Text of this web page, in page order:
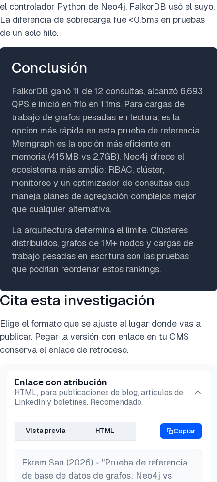
el controlador Python de Neo4j, FalkorDB usó el suyo.
La diferencia de sobrecarga fue <0.5ms en pruebas
de un solo hilo.
Conclusión
FalkorDB ganó 11 de 12 consultas, alcanzó 6,693
QPS e inició en frío en 1.1ms. Para cargas de
trabajo de grafos pesadas en lectura, es la
opción más rápida en esta prueba de referencia.
Memgraph es la opción más eficiente en
memoria (415MB vs 2.7GB). Neo4j ofrece el
ecosistema más amplio: RBAC, clúster,
monitoreo y un optimizador de consultas que
maneja planes de agregación complejos mejor
que cualquier alternativa.
La arquitectura determina el límite. Clústeres
distribuidos, grafos de 1M+ nodos y cargas de
trabajo pesadas en escritura son las pruebas
que podrían reordenar estos rankings.
Cita esta investigación
Elige el formato que se ajuste al lugar donde vas a
publicar. Pegar la versión con enlace en tu CMS
conserva el enlace de retroceso.
Enlace con atribución
HTML, para publicaciones de blog, artículos de
LinkedIn y boletines. Recomendado.
Vista previa HTML Copiar
Ekrem Sarı (2026) - "Prueba de referencia
de base de datos de grafos: Neo4j vs